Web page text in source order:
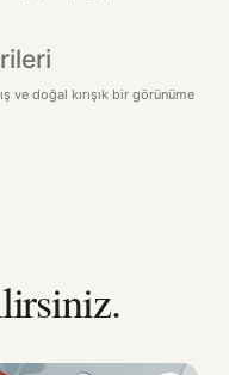
ve doğal kırışık bir görünüme